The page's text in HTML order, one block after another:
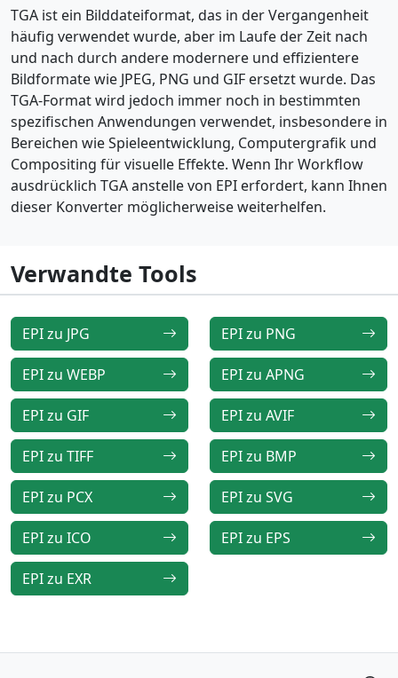
TGA ist ein Bilddateiformat, das in der Vergangenheit
häufig verwendet wurde, aber im Laufe der Zeit nach
und nach durch andere modernere und effizientere
Bildformate wie JPEG, PNG und GIF ersetzt wurde. Das
TGA-Format wird jedoch immer noch in bestimmten
spezifischen Anwendungen verwendet, insbesondere in
Bereichen wie Spieleentwicklung, Computergrafik und
Compositing für visuelle Effekte. Wenn Ihr Workflow
ausdrücklich TGA anstelle von EPI erfordert, kann Ihnen
dieser Konverter möglicherweise weiterhelfen.
Verwandte Tools
EPI zu JPG EPI zu PNG
EPI zu WEBP EPI zu APNG
EPI zu GIF EPI zu AVIF
EPI zu TIFF EPI zu BMP
EPI zu PCX EPI zu SVG
EPI zu ICO EPI zu EPS
EPI zu EXR